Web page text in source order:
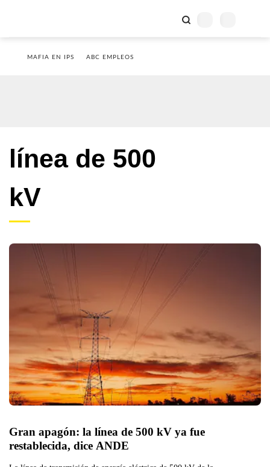
MAFIA EN IPS ABC EMPLEOS
línea de 500
kV
Gran apagón: la línea de 500 kV ya fue
restablecida, dice ANDE